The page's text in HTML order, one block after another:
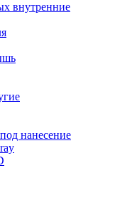
внутренние
нанесение